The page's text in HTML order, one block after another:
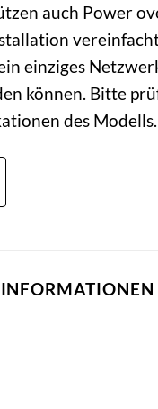
auch Power
einziges
können. Bitte
des Modells.